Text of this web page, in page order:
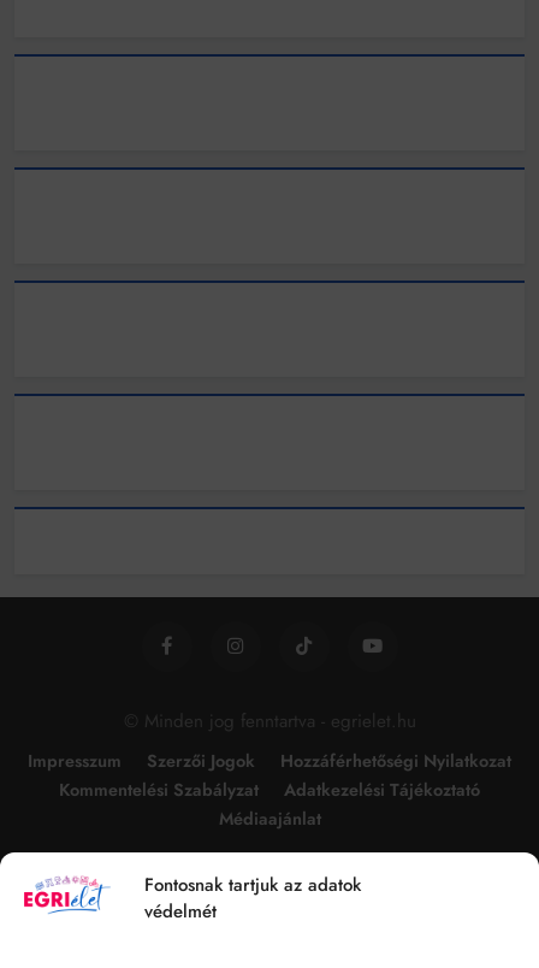
Fontosnak tartjuk az adatok
védelmét
© Minden jog fenntartva - egrielet.hu
Impresszum Szerzői Jogok
Hozzáférhetőségi Nyilatkozat
Kommentelési Szabályzat
Adatkezelési Tájékoztató
Médiaajánlat